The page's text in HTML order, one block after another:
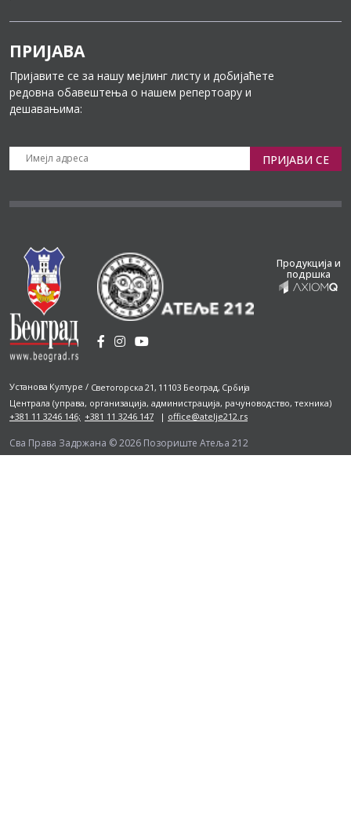
ПРИЈАВА
Пријавите се за нашу мејлинг листу и добијаћете
редовна обавештења о нашем репертоару и
дешавањима:
ПРИЈАВИ СЕ
Установа Културе / Светогорска 21, 11103 Београд, Србија
Централа (управа, организација, администрација, рачуноводство, техника)
+381 11 3246 146; +381 11 3246 147 | office@atelje212.rs
Продукција и
подршка
Сва Права Задржана © 2026 Позориште Атеља 212